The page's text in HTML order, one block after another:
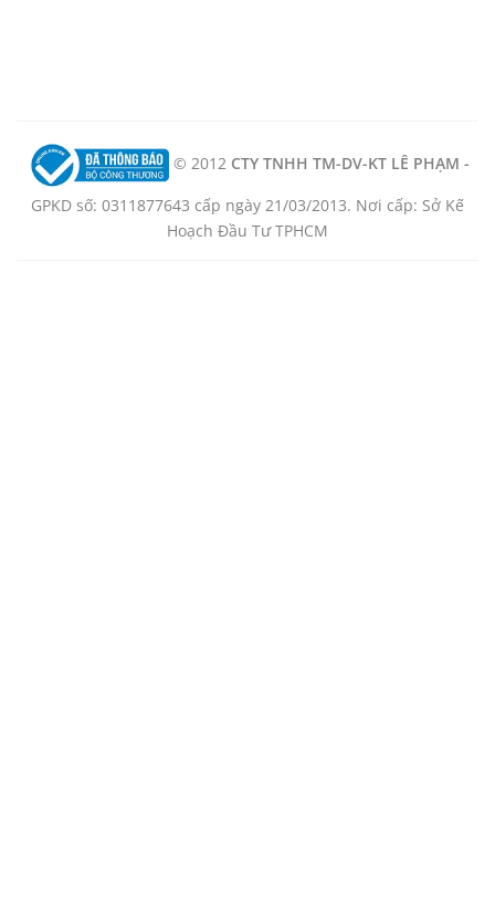
© 2012 CTY TNHH TM-DV-KT LÊ PHẠM -
GPKD số: 0311877643 cấp ngày 21/03/2013. Nơi cấp: Sở Kế
Hoạch Đầu Tư TPHCM